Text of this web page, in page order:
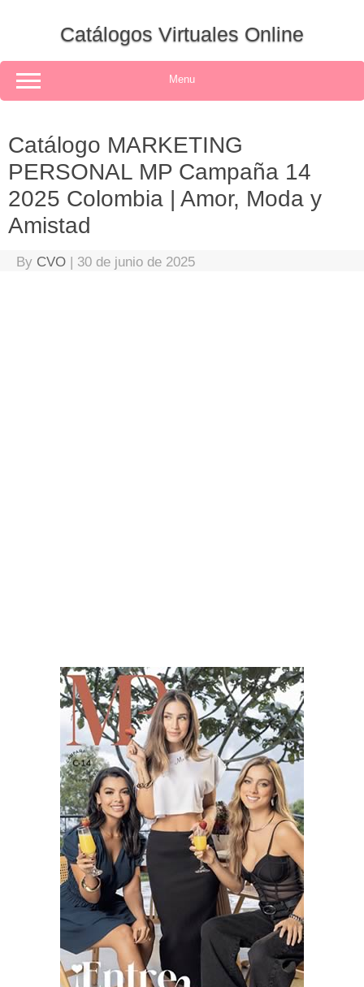
Catálogos Virtuales Online
Menu
Catálogo MARKETING
PERSONAL MP Campaña 14
2025 Colombia | Amor, Moda y
Amistad
By CVO | 30 de junio de 2025